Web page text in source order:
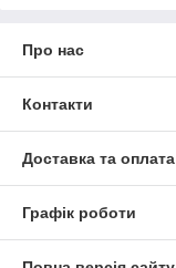
Про нас
Контакти
Доставка та оплата
Графік роботи